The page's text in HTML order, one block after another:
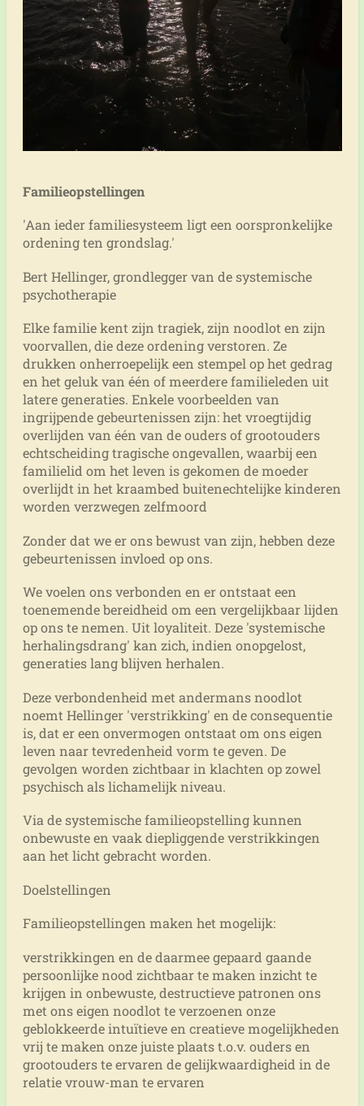
Familieopstellingen
'Aan ieder familiesysteem ligt een oorspronkelijke
ordening ten grondslag.'
Bert Hellinger, grondlegger van de systemische
psychotherapie
Elke familie kent zijn tragiek, zijn noodlot en zijn
voorvallen, die deze ordening verstoren. Ze
drukken onherroepelijk een stempel op het gedrag
en het geluk van één of meerdere familieleden uit
latere generaties. Enkele voorbeelden van
ingrijpende gebeurtenissen zijn: het vroegtijdig
overlijden van één van de ouders of grootouders
echtscheiding tragische ongevallen, waarbij een
familielid om het leven is gekomen de moeder
overlijdt in het kraambed buitenechtelijke kinderen
worden verzwegen zelfmoord
Zonder dat we er ons bewust van zijn, hebben deze
gebeurtenissen invloed op ons.
We voelen ons verbonden en er ontstaat een
toenemende bereidheid om een vergelijkbaar lijden
op ons te nemen. Uit loyaliteit. Deze 'systemische
herhalingsdrang' kan zich, indien onopgelost,
generaties lang blijven herhalen.
Deze verbondenheid met andermans noodlot
noemt Hellinger 'verstrikking' en de consequentie
is, dat er een onvermogen ontstaat om ons eigen
leven naar tevredenheid vorm te geven. De
gevolgen worden zichtbaar in klachten op zowel
psychisch als lichamelijk niveau.
Via de systemische familieopstelling kunnen
onbewuste en vaak diepliggende verstrikkingen
aan het licht gebracht worden.
Doelstellingen
Familieopstellingen maken het mogelijk:
verstrikkingen en de daarmee gepaard gaande
persoonlijke nood zichtbaar te maken inzicht te
krijgen in onbewuste, destructieve patronen ons
met ons eigen noodlot te verzoenen onze
geblokkeerde intuïtieve en creatieve mogelijkheden
vrij te maken onze juiste plaats t.o.v. ouders en
grootouders te ervaren de gelijkwaardigheid in de
relatie vrouw-man te ervaren